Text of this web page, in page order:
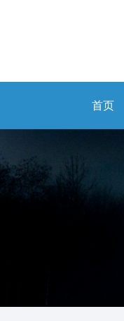
首页